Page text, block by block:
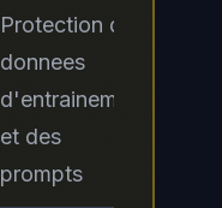
Protection des
donnees
d'entrainement
et des
prompts